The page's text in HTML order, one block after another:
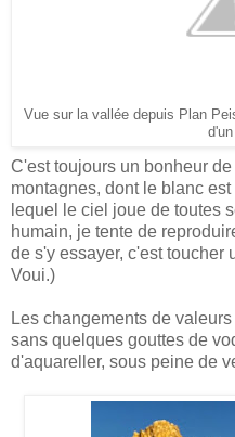
Vue sur la vallée depuis Plan
C'est toujours un bonheur
montagnes, dont le blanc
lequel le ciel joue de toutes
humain, je tente de
de s'y essayer, c'est toucher
Voui.)
Les changements de
sans quelques gouttes de
d'aquareller, sous peine de